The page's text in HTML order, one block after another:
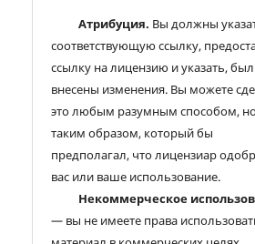
Атрибуция. Вы должны
соответствующую ссылку,
ссылку на лицензию и указать,
внесены изменения. Вы можете
это любым разумным способом,
таким образом, который бы
предполагал, что лицензиар
вас или ваше использование.
Некоммерческое
— вы не имеете права